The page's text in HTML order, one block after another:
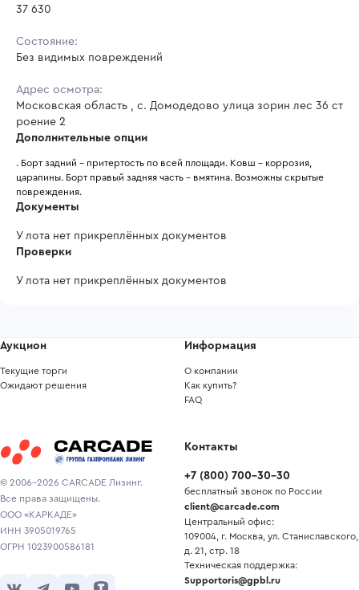
37 630
Состояние:
Без видимых повреждений
Адрес осмотра:
Московская область , с. Домодедово улица зорин лес 36 ст
роение 2
Дополнительные опции
. Борт задний - притертость по всей площади. Ковш - коррозия,
царапины. Борт правый задняя часть - вмятина. Возможны скрытые
повреждения.
Документы
У лота нет прикреплённых документов
Проверки
У лота нет прикреплённых документов
© 2006-2026 CARCADE Лизинг.
Все права защищены.
ООО «КАРКАДЕ»
ИНН 3905019765
ОГРН 1023900586181
Аукцион
Текущие торги
Ожидают решения
Информация
О компании
Как купить?
FAQ
Контакты
+7 (800) 700-30-30
бесплатный звонок по России
client@carcade.com
Центральный офис:
109004, г. Москва, ул. Станиславского,
д. 21, стр. 18
Техническая поддержка:
Supportoris@gpbl.ru